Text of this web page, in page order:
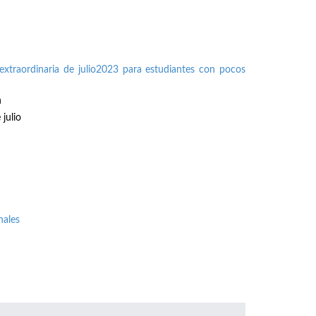
de julio2023 para estudiantes con pocos
julio